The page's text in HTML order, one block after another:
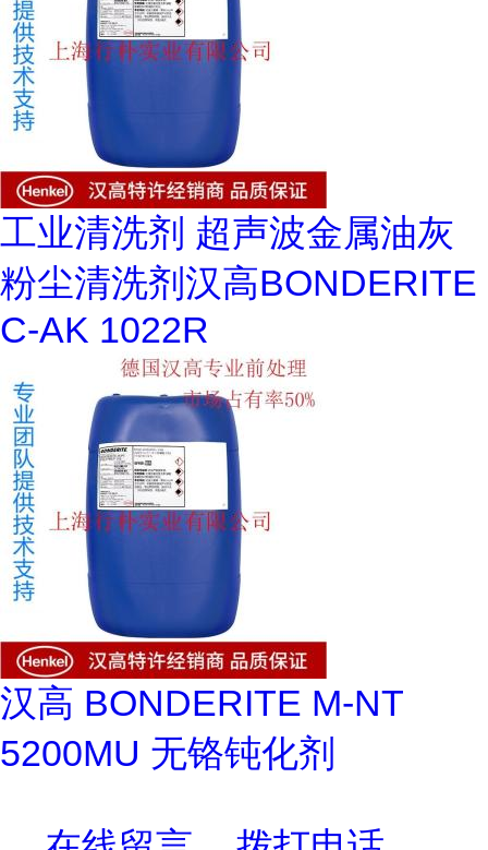
工业清洗剂 超声波金属油灰
粉尘清洗剂汉高BONDERITE
C-AK 1022R
汉高 BONDERITE M-NT
5200MU 无铬钝化剂